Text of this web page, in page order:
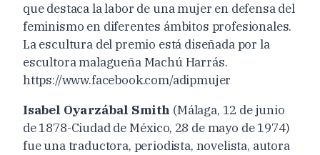
que destaca la labor de una mujer en defensa del
feminismo en diferentes ámbitos profesionales.
La escultura del premio está diseñada por la
escultora malagueña Machú Harrás.
https://www.facebook.com/adipmujer
Isabel Oyarzábal Smith (Málaga, 12 de junio
de 1878-Ciudad de México, 28 de mayo de 1974)
fue una traductora, periodista, novelista, autora